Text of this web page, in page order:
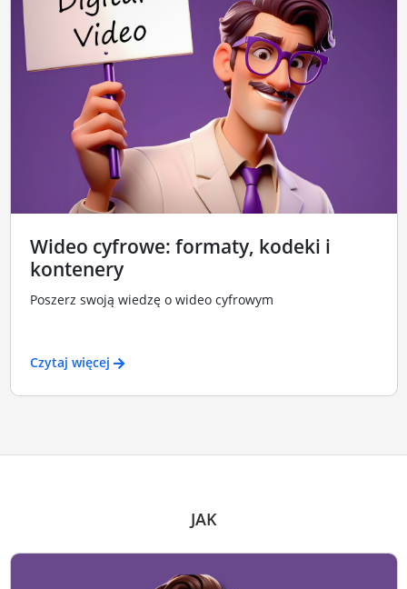
Wideo cyfrowe: formaty, kodeki i
kontenery
Poszerz swoją wiedzę o wideo cyfrowym
Czytaj więcej
JAK